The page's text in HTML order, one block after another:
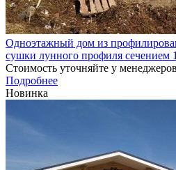
Одноэтажный дом из
сушки лунного профиля сечением
Стоимость уточняйте у
Подробнее
Новинка